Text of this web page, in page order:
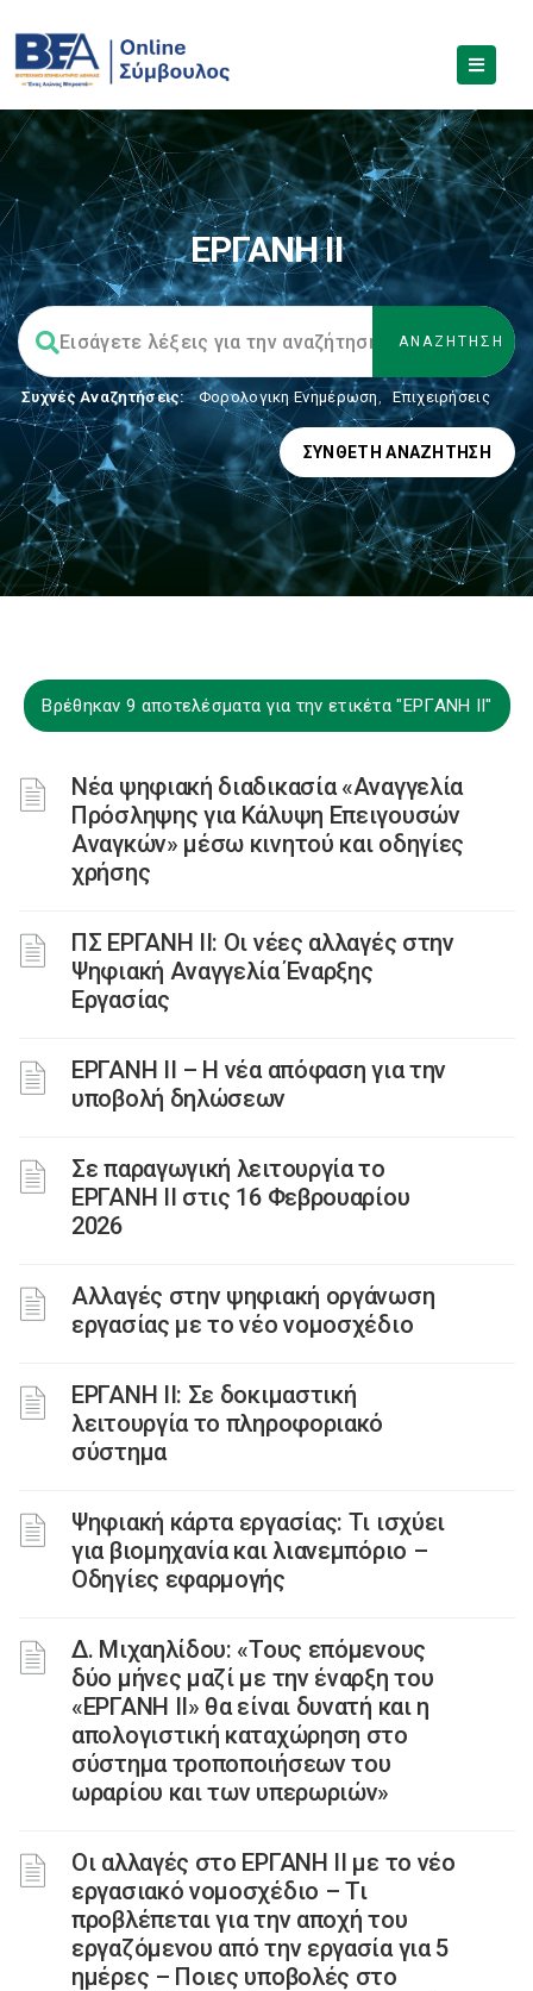
ΕΡΓΑΝΗ ΙΙ
Συχνές Αναζητήσεις: Φορολογικη Ενημέρωση, Επιχειρήσεις
ΣΎΝΘΕΤΗ ΑΝΑΖΉΤΗΣΗ
Βρέθηκαν 9 αποτελέσματα για την ετικέτα "ΕΡΓΑΝΗ ΙΙ"
Νέα ψηφιακή διαδικασία «Αναγγελία
Πρόσληψης για Κάλυψη Επειγουσών
Αναγκών» μέσω κινητού και οδηγίες
χρήσης
ΠΣ ΕΡΓΑΝΗ ΙΙ: Οι νέες αλλαγές στην
Ψηφιακή Αναγγελία Έναρξης
Εργασίας
ΕΡΓΑΝΗ II – Η νέα απόφαση για την
υποβολή δηλώσεων
Σε παραγωγική λειτουργία το
ΕΡΓΑΝΗ ΙΙ στις 16 Φεβρουαρίου
2026
Αλλαγές στην ψηφιακή οργάνωση
εργασίας με το νέο νομοσχέδιο
ΕΡΓΑΝΗ ΙΙ: Σε δοκιμαστική
λειτουργία το πληροφοριακό
σύστημα
Ψηφιακή κάρτα εργασίας: Τι ισχύει
για βιομηχανία και λιανεμπόριο –
Οδηγίες εφαρμογής
Δ. Μιχαηλίδου: «Τους επόμενους
δύο μήνες μαζί με την έναρξη του
«ΕΡΓΑΝΗ ΙΙ» θα είναι δυνατή και η
απολογιστική καταχώρηση στο
σύστημα τροποποιήσεων του
ωραρίου και των υπερωριών»
Οι αλλαγές στο ΕΡΓΑΝΗ ΙΙ με το νέο
εργασιακό νομοσχέδιο – Τι
προβλέπεται για την αποχή του
εργαζόμενου από την εργασία για 5
ημέρες – Ποιες υποβολές στο